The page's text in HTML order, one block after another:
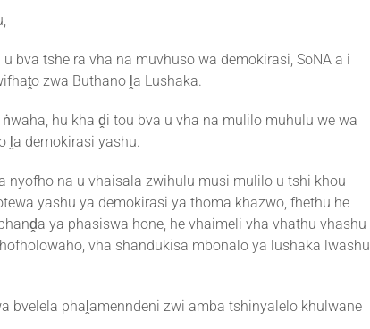
bva tshe ra vha na muvhuso wa demokirasi, SoNA a i
zwa Buthano ḽa Lushaka.
hu kha ḓi tou bva u vha na mulilo muhulu we wa
ḽa demokirasi yashu.
nyofho na u vhaisala zwihulu musi mulilo u tshi khou
yashu ya demokirasi ya thoma khazwo, fhethu he
ya phasiswa hone, he vhaimeli vha vhathu vhashu
vha shandukisa mbonalo ya lushaka lwashu
bvelela phaḽamenndeni zwi amba tshinyalelo khulwane